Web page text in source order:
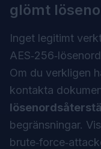
glömt
Inget legitimt
Om du verkligen
kontakta
begränsningar.